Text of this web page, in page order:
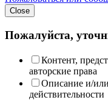
Close
Пожалуйста,
Контент,
авторские права
Описание и/
действительности